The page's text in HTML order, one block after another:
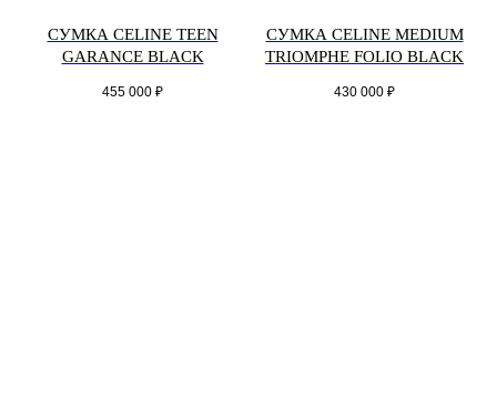
СУМКА CELINE TEEN
GARANCE BLACK
455 000 ₽
СУМКА CELINE MEDIUM
TRIOMPHE FOLIO BLACK
430 000 ₽